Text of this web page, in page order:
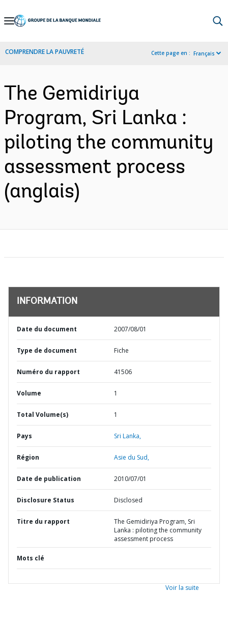
Skip
Navigation
COMPRENDRE LA PAUVRETÉ Cette page en : Français
The Gemidiriya
Program, Sri Lanka :
piloting the community
assessment process
(anglais)
INFORMATION
Date du document 2007/08/01
Type de document Fiche
Numéro du rapport 41506
Volume 1
Total Volume(s) 1
Pays Sri Lanka,
Région Asie du Sud,
Date de publication 2010/07/01
Disclosure Status Disclosed
Titre du rapport
The Gemidiriya Program, Sri
Lanka : piloting the community
assessment process
Mots clé
Voir la suite